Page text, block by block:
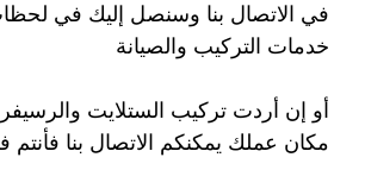
في الاتصال بنا وسنصل إليك في
خدمات التركيب والصيانة
أو إن أردت تركيب الستلايت
مكان عملك يمكنكم الاتصال بنا فأنتم